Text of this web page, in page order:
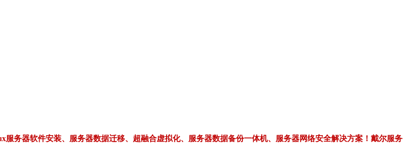
务器软件安装、服务器数据迁移、超融合虚拟化、服务器数据备份一体机、服务器网络安全解决方案！戴尔服务